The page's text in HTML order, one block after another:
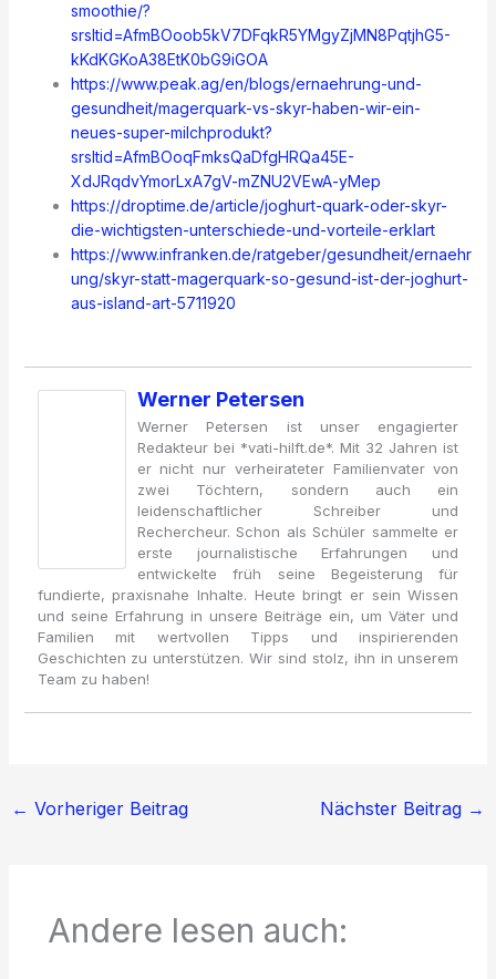
smoothie/?
srsltid=AfmBOoob5kV7DFqkR5YMgyZjMN8PqtjhG5-
kKdKGKoA38EtK0bG9iGOA
https://www.peak.ag/en/blogs/ernaehrung-und-
gesundheit/magerquark-vs-skyr-haben-wir-ein-
neues-super-milchprodukt?
srsltid=AfmBOoqFmksQaDfgHRQa45E-
XdJRqdvYmorLxA7gV-mZNU2VEwA-yMep
https://droptime.de/article/joghurt-quark-oder-skyr-
die-wichtigsten-unterschiede-und-vorteile-erklart
https://www.infranken.de/ratgeber/gesundheit/ernaehr
ung/skyr-statt-magerquark-so-gesund-ist-der-joghurt-
aus-island-art-5711920
Werner Petersen
Werner Petersen ist unser engagierter
Redakteur bei *vati-hilft.de*. Mit 32 Jahren ist
er nicht nur verheirateter Familienvater von
zwei Töchtern, sondern auch ein
leidenschaftlicher Schreiber und
Rechercheur. Schon als Schüler sammelte er
erste journalistische Erfahrungen und
entwickelte früh seine Begeisterung für
fundierte, praxisnahe Inhalte. Heute bringt er sein Wissen
und seine Erfahrung in unsere Beiträge ein, um Väter und
Familien mit wertvollen Tipps und inspirierenden
Geschichten zu unterstützen. Wir sind stolz, ihn in unserem
Team zu haben!
← Vorheriger Beitrag Nächster Beitrag →
Andere lesen auch: